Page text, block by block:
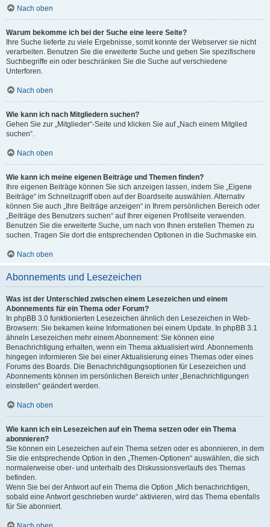
Nach oben
Warum bekomme ich bei der Suche eine leere Seite?
Ihre Suche lieferte zu viele Ergebnisse, somit konnte der Webserver sie nicht
verarbeiten. Benutzen Sie die erweiterte Suche und geben Sie spezifischere
Suchbegriffe ein oder beschränken Sie die Suche auf verschiedene
Unterforen.
Nach oben
Wie kann ich nach Mitgliedern suchen?
Gehen Sie zur „Mitglieder“-Seite und klicken Sie auf „Nach einem Mitglied
suchen“.
Nach oben
Wie kann ich meine eigenen Beiträge und Themen finden?
Ihre eigenen Beiträge können Sie sich anzeigen lassen, indem Sie „Eigene
Beiträge“ im Schnellzugriff oben auf der Boardseite auswählen. Alternativ
können Sie auch „Ihre Beiträge anzeigen“ in Ihrem persönlichen Bereich oder
„Beiträge des Benutzers suchen“ auf Ihrer eigenen Profilseite verwenden.
Benutzen Sie die erweiterte Suche, um nach von Ihnen erstellen Themen zu
suchen. Tragen Sie dort die entsprechenden Optionen in die Suchmaske ein.
Nach oben
Abonnements und Lesezeichen
Was ist der Unterschied zwischen einem Lesezeichen und einem
Abonnements für ein Thema oder Forum?
In phpBB 3.0 funktionierten Lesezeichen ähnlich den Lesezeichen in Web-
Browsern: Sie bekamen keine Informationen bei einem Update. In phpBB 3.1
ähneln Lesezeichen mehr einem Abonnement: Sie können eine
Benachrichtigung erhalten, wenn ein Thema aktualisiert wird. Abonnements
hingegen informieren Sie bei einer Aktualisierung eines Themas oder eines
Forums des Boards. Die Benachrichtigungsoptionen für Lesezeichen und
Abonnements können im persönlichen Bereich unter „Benachrichtigungen
einstellen“ geändert werden.
Nach oben
Wie kann ich ein Lesezeichen auf ein Thema setzen oder ein Thema
abonnieren?
Sie können ein Lesezeichen auf ein Thema setzen oder es abonnieren, in dem
Sie die entsprechende Option in den „Themen-Optionen“ auswählen, die sich
normalerweise ober- und unterhalb des Diskussionsverlaufs des Themas
befinden.
Wenn Sie bei der Antwort auf ein Thema die Option „Mich benachrichtigen,
sobald eine Antwort geschrieben wurde“ aktivieren, wird das Thema ebenfalls
für Sie abonniert.